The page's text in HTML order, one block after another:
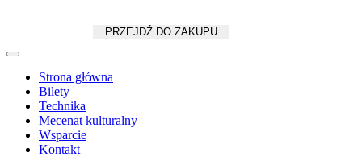
PRZEJDŹ DO ZAKUPU
Strona główna
Bilety
Technika
Mecenat kulturalny
Wsparcie
Kontakt